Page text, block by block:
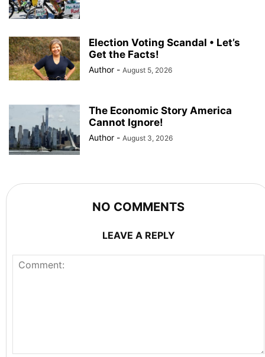
Election Voting Scandal • Let’s
Get the Facts!
Author - August 5, 2026
The Economic Story America
Cannot Ignore!
Author - August 3, 2026
NO COMMENTS
LEAVE A REPLY